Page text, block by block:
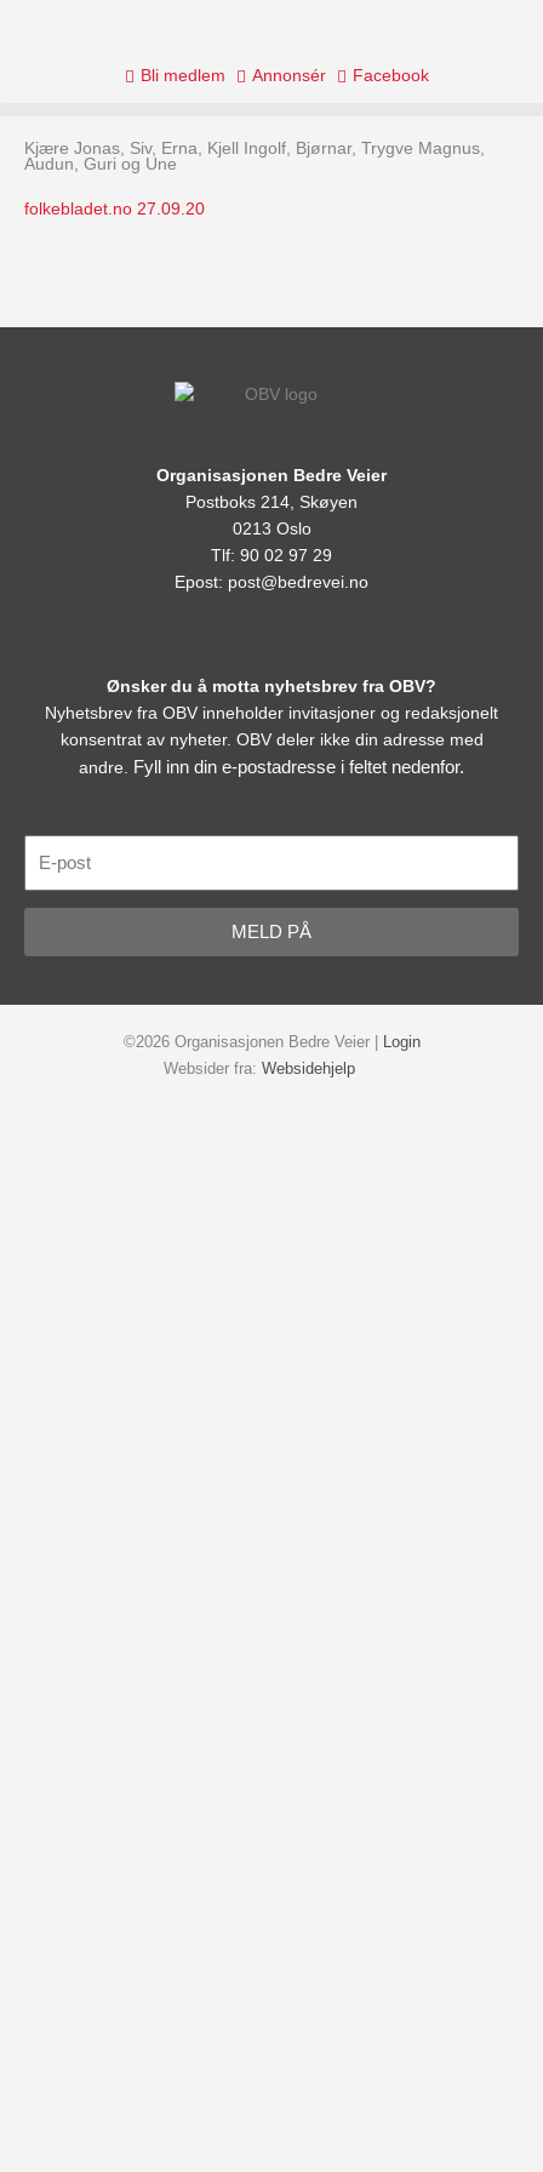
Bli medlem Annonsér Facebook
Kjære Jonas, Siv, Erna, Kjell Ingolf, Bjørnar, Trygve Magnus,
Audun, Guri og Une
folkebladet.no 27.09.20
Organisasjonen Bedre Veier
Postboks 214, Skøyen
0213 Oslo
Tlf: 90 02 97 29
Epost: post@bedrevei.no
Ønsker du å motta nyhetsbrev fra OBV?
Nyhetsbrev fra OBV inneholder invitasjoner og redaksjonelt
konsentrat av nyheter. OBV deler ikke din adresse med
andre. Fyll inn din e-postadresse i feltet nedenfor.
post
MELD PÅ
©2026 Organisasjonen Bedre Veier | Login
Websider fra: Websidehjelp